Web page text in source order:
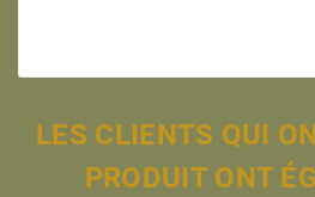
LES CLIENTS QUI
PRODUIT ONT